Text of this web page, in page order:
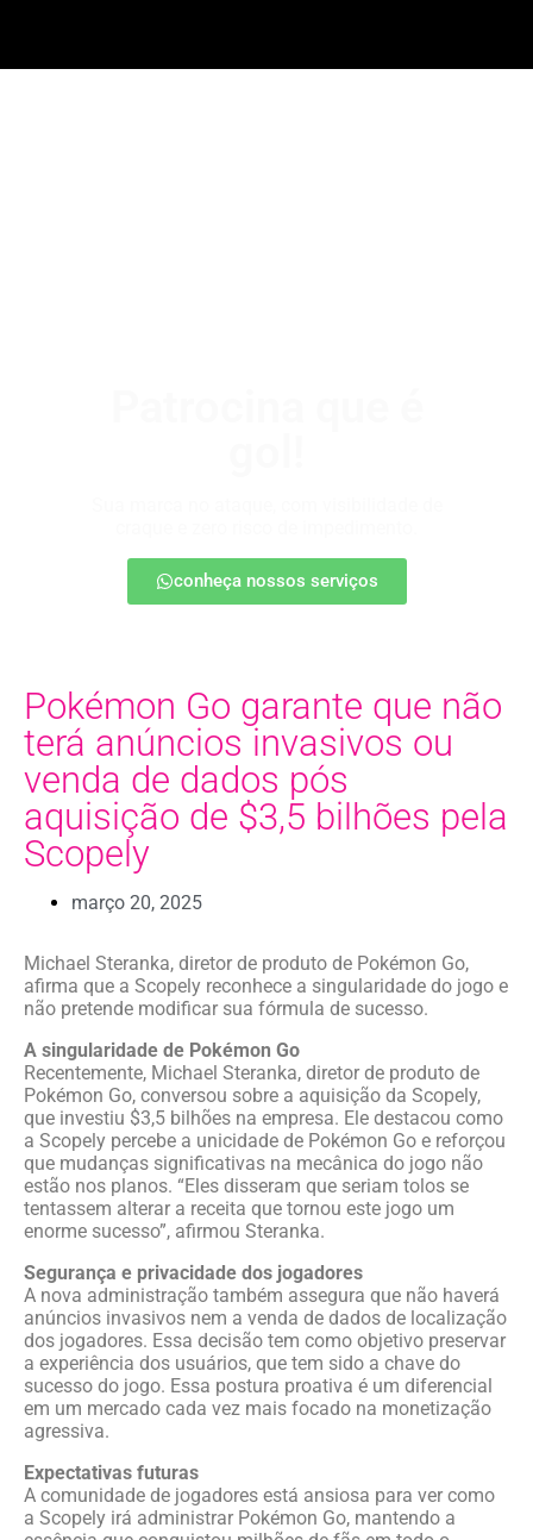
conheça nossos serviços
Pokémon Go garante que não
terá anúncios invasivos ou
venda de dados pós
aquisição de $3,5 bilhões pela
Scopely
março 20, 2025
Michael Steranka, diretor de produto de Pokémon Go,
afirma que a Scopely reconhece a singularidade do jogo e
não pretende modificar sua fórmula de sucesso.
A singularidade de Pokémon Go
Recentemente, Michael Steranka, diretor de produto de
Pokémon Go, conversou sobre a aquisição da Scopely,
que investiu $3,5 bilhões na empresa. Ele destacou como
a Scopely percebe a unicidade de Pokémon Go e reforçou
que mudanças significativas na mecânica do jogo não
estão nos planos. “Eles disseram que seriam tolos se
tentassem alterar a receita que tornou este jogo um
enorme sucesso”, afirmou Steranka.
Segurança e privacidade dos jogadores
A nova administração também assegura que não haverá
anúncios invasivos nem a venda de dados de localização
dos jogadores. Essa decisão tem como objetivo preservar
a experiência dos usuários, que tem sido a chave do
sucesso do jogo. Essa postura proativa é um diferencial
em um mercado cada vez mais focado na monetização
agressiva.
Expectativas futuras
A comunidade de jogadores está ansiosa para ver como
a Scopely irá administrar Pokémon Go, mantendo a